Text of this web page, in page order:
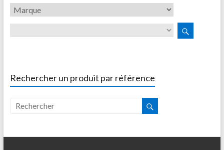
Rechercher un produit par référence